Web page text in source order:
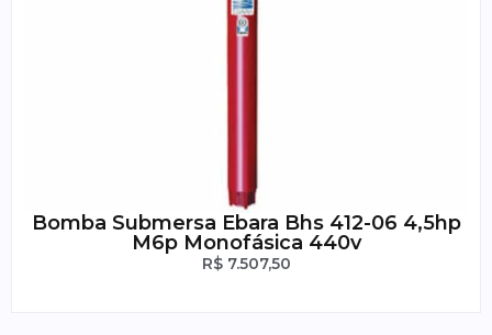
Bomba Submersa Ebara Bhs 412-06 4,5hp
M6p Monofásica 440v
R$7.507,50